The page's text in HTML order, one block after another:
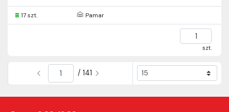
17 szt. Pamar
szt.
/ 141